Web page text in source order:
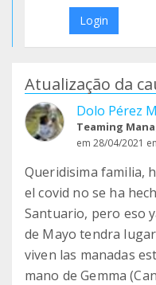
Login
Atualização da
Dolo Pérez
Teaming
em 28/04/2021
Queridisima familia,
el covid no se ha
Santuario, pero eso
de Mayo tendra
viven las manadas
mano de Gemma